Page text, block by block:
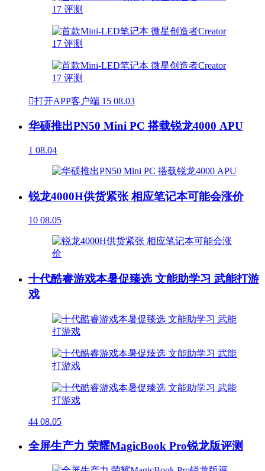
打开APP客户端 15 08.03
华硕推出PN50 Mini PC 搭载锐龙4000 APU
1 08.04
锐龙4000H供货紧张 相应笔记本可能会涨价
10 08.05
十代酷睿游戏本暑促臻选 文能助学习 武能打游
戏
44 08.05
全屏生产力 荣耀MagicBook Pro锐龙版评测